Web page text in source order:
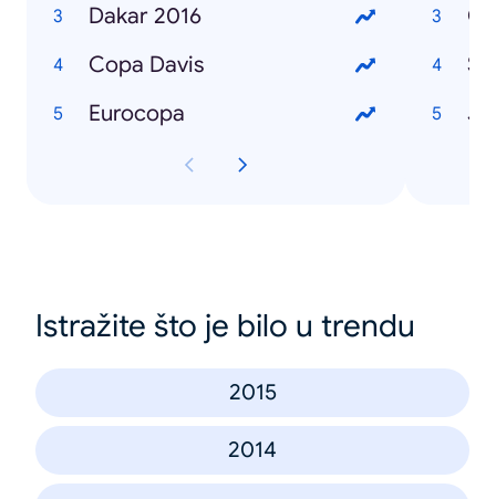
Dakar 2016
Copa Davis
Eurocopa
Istražite što je bilo u trendu
2015
2014